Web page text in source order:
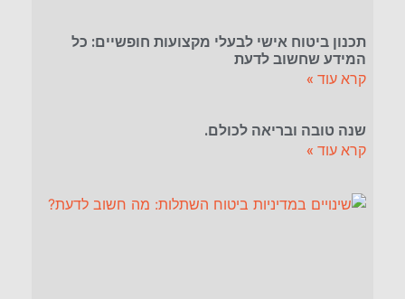
תכנון ביטוח אישי לבעלי מקצועות חופשיים: כל
המידע שחשוב לדעת
קרא עוד »
שנה טובה ובריאה לכולם.
קרא עוד »